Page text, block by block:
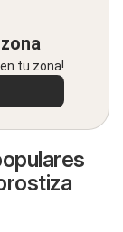
tu zona!